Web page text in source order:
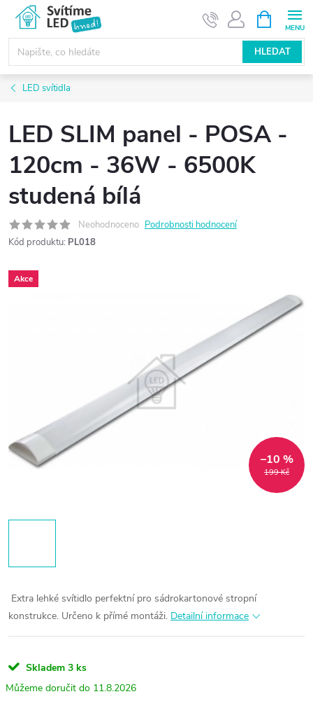
obsah
HLEDAT
NÁKUPNÍ
KOŠÍK
LED svítidla
LED SLIM panel - POSA -
120cm - 36W - 6500K
studená bílá
Neohodnoceno Podrobnosti hodnocení
Kód produktu: PL018
Akce
199 Kč
–10 %
Extra lehké svítidlo perfektní pro sádrokartonové stropní
konstrukce. Určeno k přímé montáži. Detailní informace
Skladem 3 ks
11.8.2026